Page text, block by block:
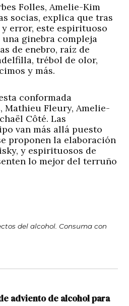
Folles, Amelie-Kim
socias, explica que tras
y error, este espirituoso
ginebra compleja
de enebro, raíz de
trébol de olor,
y más.
conformada
Mathieu Fleury, Amelie-
Côté. Las
van más allá puesto
proponen la elaboración
y espirituosos de
lo mejor del terruño
del alcohol. Consuma con
adviento de alcohol para